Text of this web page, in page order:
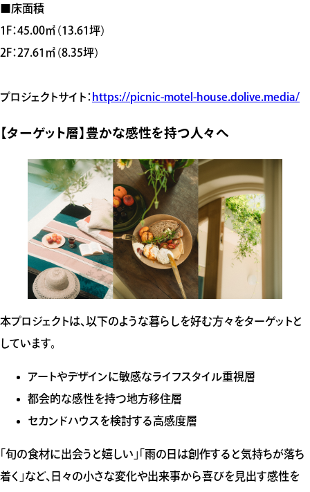
■床面積
1F：45​.00㎡​（13.​61坪）
​2F：27​.6​1㎡​（8.​35坪）​
プロジェクトサイト： https://picnic-motel-house.dolive.media/
【ターゲット層】豊かな感性を持つ人々へ
本プロジェクトは、以下のような暮らしを好む方々をターゲットと
しています。
アートやデザインに敏感なライフスタイル重視層
都会的な感性を持つ地方移住層
セカンドハウスを検討する高感度層
「旬の食材に出会うと嬉しい」「雨の日は創作すると気持ちが落ち
着く」など、日々の小さな変化や出来事から喜びを見出す感性を